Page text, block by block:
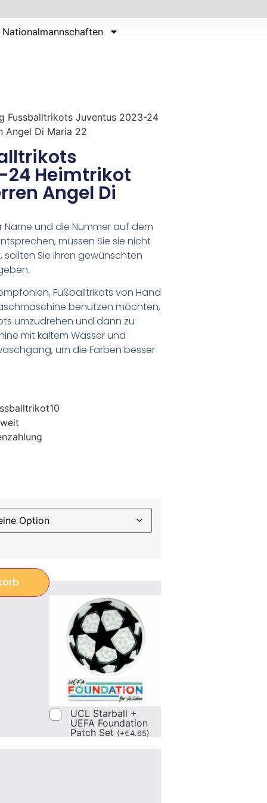
Nationalmannschaften
Fussballtrikots Juventus 2023-24
Angel Di Maria 22
24 Heimtrikot
Angel Di
Name und die Nummer auf dem
müssen Sie sie nicht
Sie Ihren gewünschten
Fußballtrikots von Hand
benutzen möchten,
umzudrehen und dann zu
mit kaltem Wasser und
um die Farben besser
UCL Starball +
UEFA Foundation
Patch Set (+€4.65)